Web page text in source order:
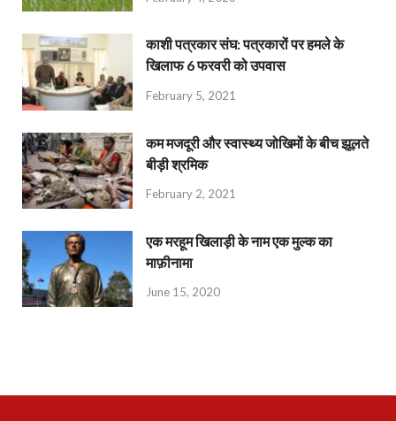
काशी पत्रकार संघ: पत्रकारों पर हमले के
खिलाफ 6 फरवरी को उपवास
February 5, 2021
कम मजदूरी और स्वास्थ्य जोखिमों के बीच झूलते
बीड़ी श्रमिक
February 2, 2021
एक मरहूम खिलाड़ी के नाम एक मुल्क का
माफ़ीनामा
June 15, 2020